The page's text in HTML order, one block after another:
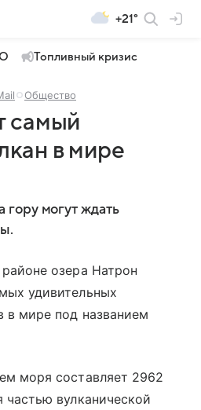
+21°
Топливный кризис
Общество
самый
в мире
гору могут ждать
озера Натрон
удивительных
в мире под названием
моря составляет 2962
частью вулканической